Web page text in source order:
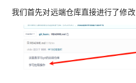
我们首先对远端仓库直接进行了修改